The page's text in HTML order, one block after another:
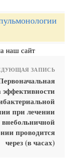
наш сайт
ЗАПИСЬ
эффективности
при лечении
внебольничной
проводится
через (в часах)